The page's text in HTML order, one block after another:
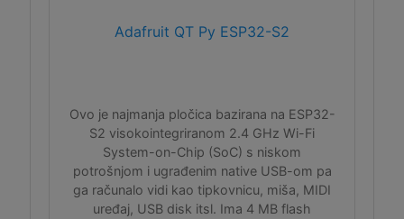
Adafruit QT Py ESP32-S2
Ovo je najmanja pločica bazirana na ESP32-
S2 visokointegriranom 2.4 GHz Wi-Fi
System-on-Chip (SoC) s niskom
potrošnjom i ugrađenim native USB-om pa
ga računalo vidi kao tipkovnicu, miša, MIDI
uređaj, USB disk itsl. Ima 4 MB flash